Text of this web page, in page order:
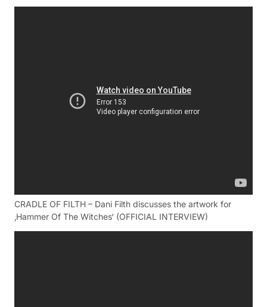
CRADLE OF FILTH – Dani Filth discusses the artwork for
‚Hammer Of The Witches‘ (OFFICIAL INTERVIEW)